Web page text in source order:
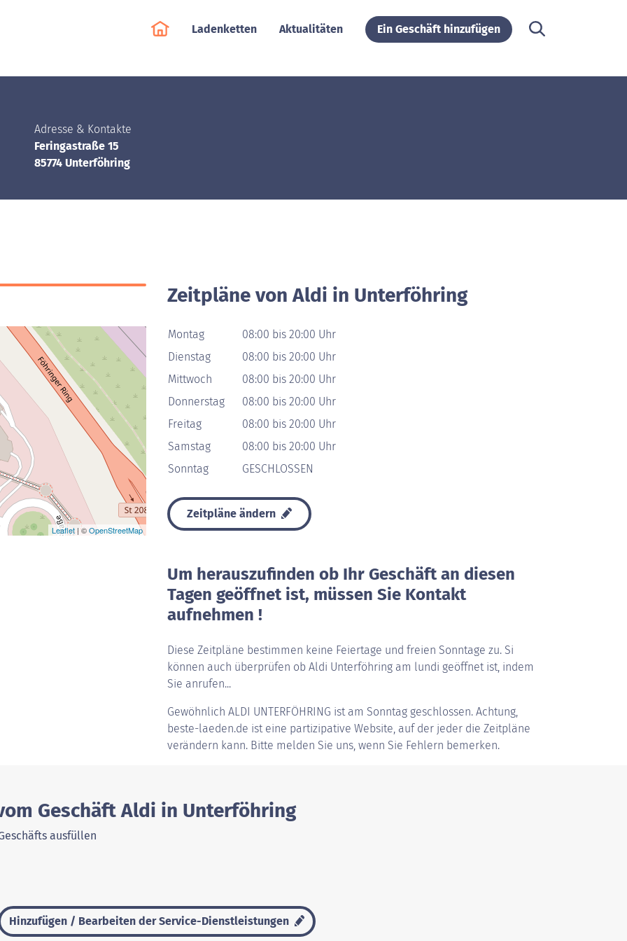
Ladenketten Aktualitäten Ein Geschäft hinzufügen
Adresse & Kontakte
Feringastraße 15
85774 Unterföhring
Leaflet| ©OpenStreetMap
Zeitpläne von Aldi in Unterföhring
Montag
08:00 bis 20:00 Uhr
Dienstag
08:00 bis 20:00 Uhr
Mittwoch
08:00 bis 20:00 Uhr
Donnerstag
08:00 bis 20:00 Uhr
Freitag
08:00 bis 20:00 Uhr
Samstag
08:00 bis 20:00 Uhr
Sonntag
GESCHLOSSEN
Zeitpläne ändern
Um herauszufinden ob Ihr Geschäft an diesen
Tagen geöffnet ist, müssen Sie Kontakt
aufnehmen !
Diese Zeitpläne bestimmen keine Feiertage und freien Sonntage zu. Si
können auch überprüfen ob Aldi Unterföhring am lundi geöffnet ist, indem
Sie anrufen...
Gewöhnlich ALDI UNTERFÖHRING ist am Sonntag geschlossen. Achtung,
beste-laeden.de ist eine partizipative Website, auf der jeder die Zeitpläne
verändern kann. Bitte melden Sie uns, wenn Sie Fehlern bemerken.
Geschäft Aldi in Unterföhring
ausfüllen
Hinzufügen / Bearbeiten der Service-Dienstleistungen